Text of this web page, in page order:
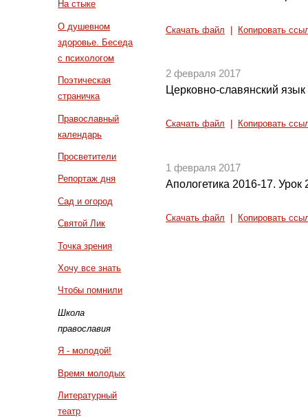
На стыке
О душевном
здоровье. Беседа
с психологом
Поэтическая
страничка
Православный
календарь
Просветители
Репортаж дня
Сад и огород
Святой Лик
Точка зрения
Хочу все знать
Чтобы помнили
Школа
православия
Я - молодой!
Время молодых
Литературный
театр
Скачать файл Копировать
2 февраля 2017
Церковно-славянский
Скачать файл Копировать
1 февраля 2017
Апологетика 2016-17. Урок
Скачать файл Копировать